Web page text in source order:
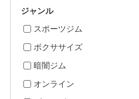
ジャンル
スポーツジム
ボクササイズ
暗闇ジム
オンライン